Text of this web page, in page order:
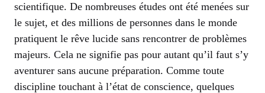
scientifique. De nombreuses études ont été menées sur
le sujet, et des millions de personnes dans le monde
pratiquent le rêve lucide sans rencontrer de problèmes
majeurs. Cela ne signifie pas pour autant qu’il faut s’y
aventurer sans aucune préparation. Comme toute
discipline touchant à l’état de conscience, quelques